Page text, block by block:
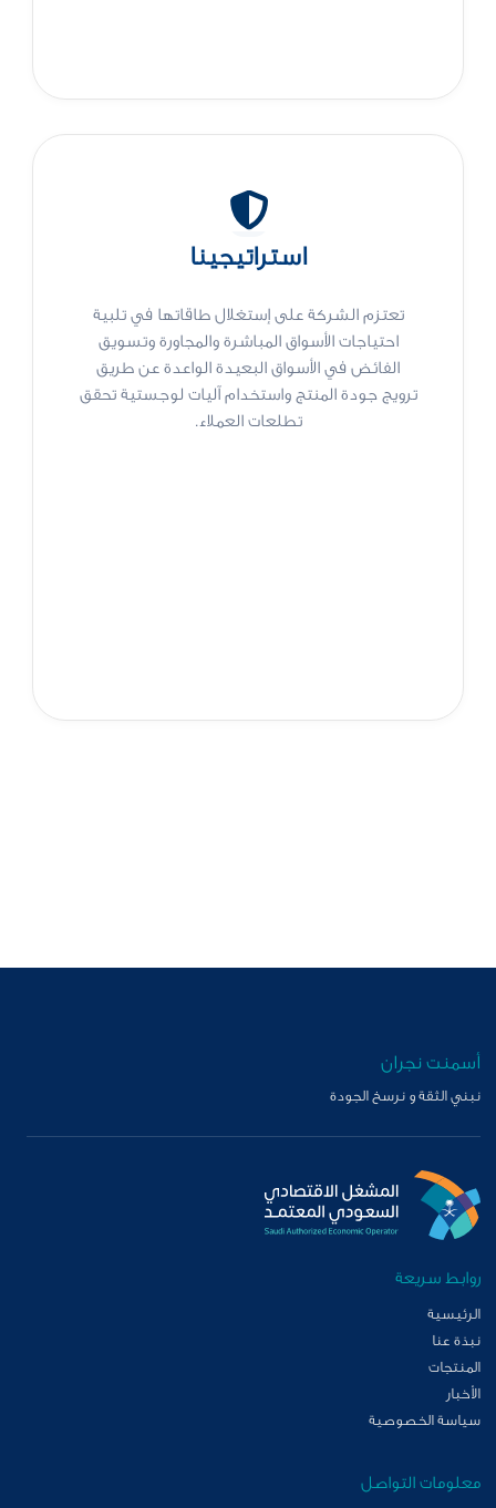
استراتيجينا
تعتزم الشركة على إستغلال طاقاتها في تلبية
احتياجات الأسواق المباشرة والمجاورة وتسويق
الفائض في الأسواق البعيدة الواعدة عن طريق
ترويج جودة المنتج واستخدام آليات لوجستية تحقق
تطلعات العملاء.
أسمنت نجران
نبني الثقة و نرسخ الجودة
روابط سريعة
الرئيسية
نبذة عنا
المنتجات
الأخبار
سياسة الخصوصية
معلومات التواصل